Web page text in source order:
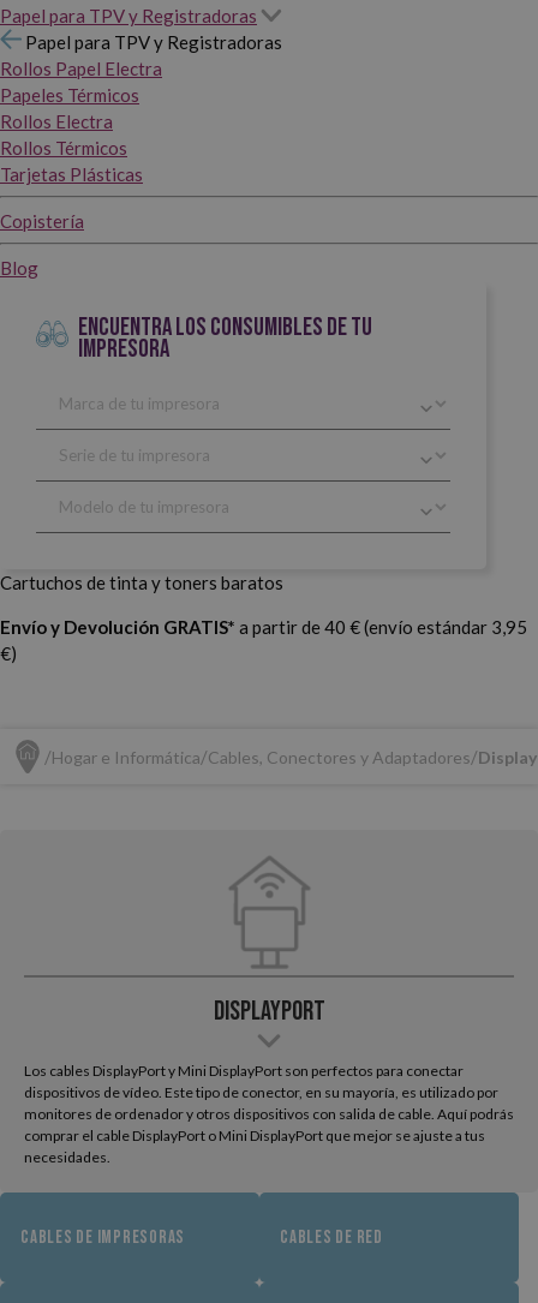
Papel para TPV y Registradoras
Papel para TPV y Registradoras
Rollos Papel Electra
Papeles Térmicos
Rollos Electra
Rollos Térmicos
Tarjetas Plásticas
Copistería
Blog
ENCUENTRA LOS CONSUMIBLES DE TU
IMPRESORA
Cartuchos de tinta y toners baratos
Envío y Devolución GRATIS* a partir de 40 € (envío estándar 3,95
€)
Hogar e Informática Cables, Conectores y Adaptadores
Displayport
Los cables DisplayPort y Mini DisplayPort son perfectos para conectar
dispositivos de vídeo. Este tipo de conector, en su mayoría, es utilizado por
monitores de ordenador y otros dispositivos con salida de cable. Aquí podrás
comprar el cable DisplayPort o Mini DisplayPort que mejor se ajuste a tus
necesidades.
CABLES DE IMPRESORAS CABLES DE RED